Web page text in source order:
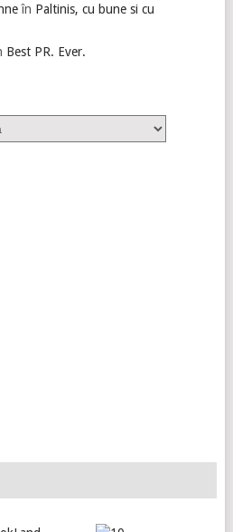
în Paltinis, cu bune si cu
Best PR. Ever.